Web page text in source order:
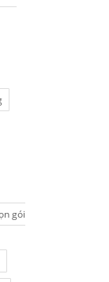
gói